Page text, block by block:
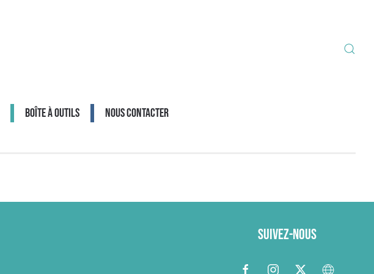
Boîte à outils Nous contacter
Suivez-nous